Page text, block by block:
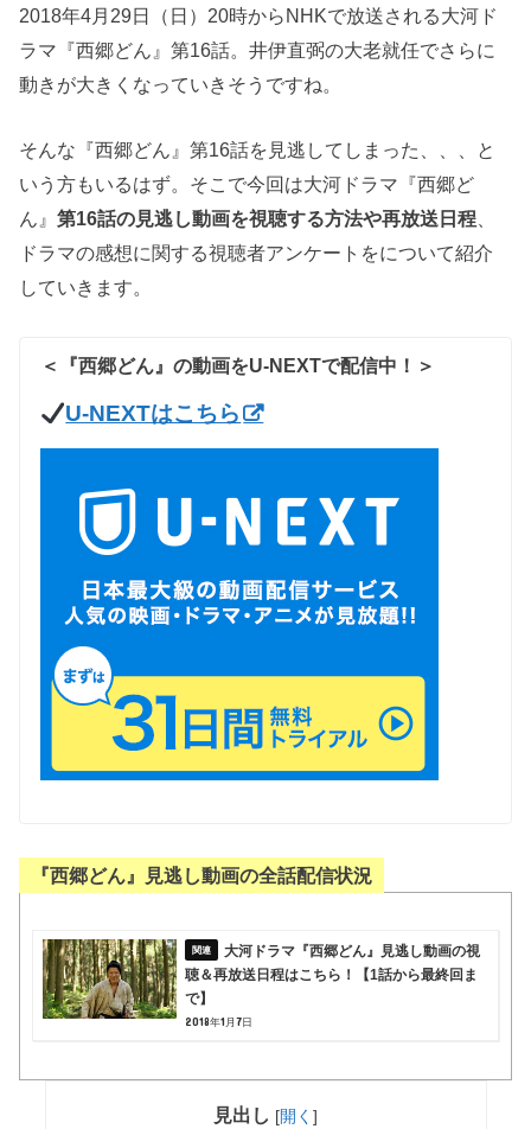
2018年4月29日（日）20時からNHKで放送される大河ド
ラマ『西郷どん』第16話。井伊直弼の大老就任でさらに
動きが大きくなっていきそうですね。
そんな『西郷どん』第16話を見逃してしまった、、、と
いう方もいるはず。そこで今回は大河ドラマ『西郷ど
ん』第16話の見逃し動画を視聴する方法や再放送日程
ドラマの感想に関する視聴者アンケートをについて紹介
していきます。
＜『西郷どん』の動画をU-NEXTで配信中！＞
U-NEXTはこちら
『西郷どん』見逃し動画の全話配信状況
大河ドラマ『西郷どん』見逃し動画の視
聴＆再放送日程はこちら！【1話から最終回ま
で】
2018年1月7日
見出し [開く ]